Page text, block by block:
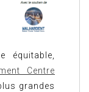
équitable,
Centre
grandes